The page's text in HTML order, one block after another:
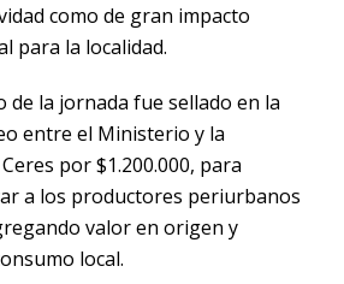
como de gran impacto
para la localidad.
de la jornada fue sellado en la
entre el Ministerio y la
por $1.200.000, para
a los productores periurbanos
valor en origen y
local.